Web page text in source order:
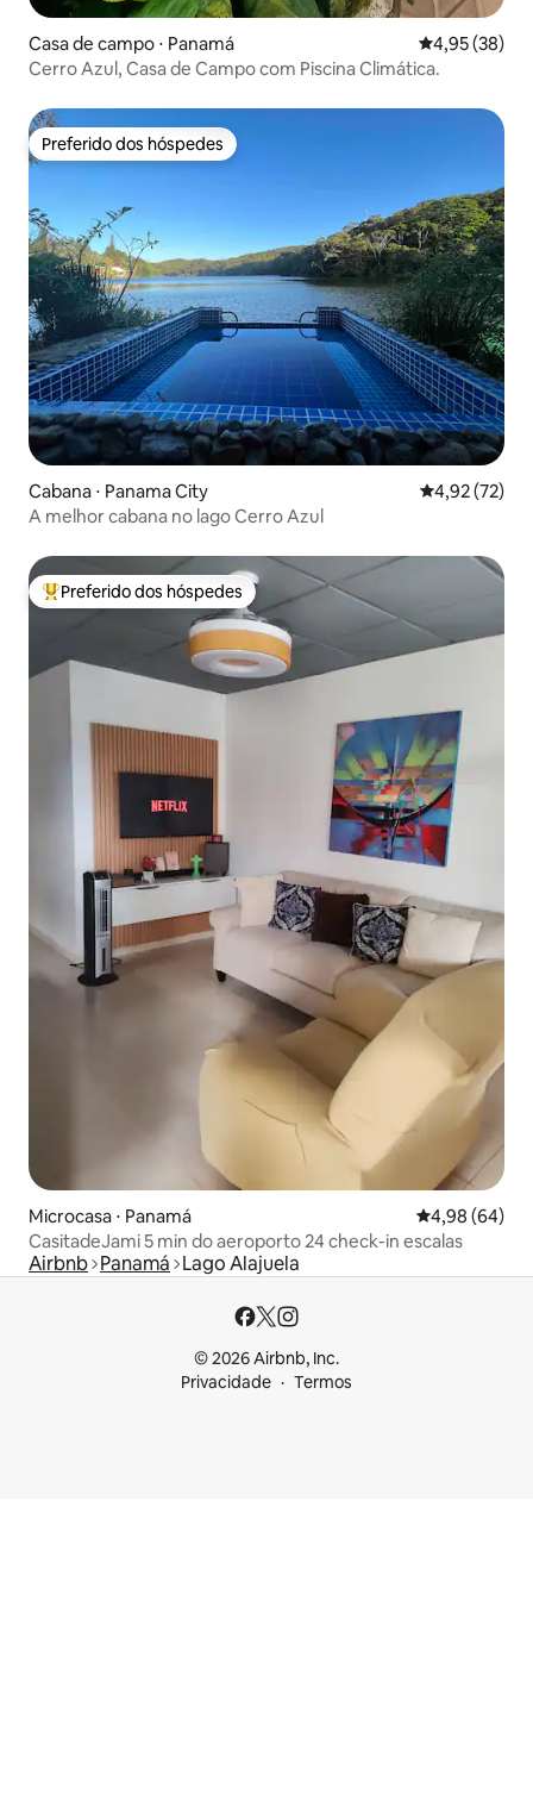
Casa de campo ⋅ Panamá 4,95 de uma
4,95 (38)
Cerro Azul, Casa de Campo com Piscina Climática.
Preferido dos hóspedes
Preferido dos hóspedes
Cabana ⋅ Panama City 4,92 de uma
4,92 (72)
A melhor cabana no lago Cerro Azul
Entre os melhores preferidos dos hóspedes
Preferido dos hóspedes
Microcasa ⋅ Panamá 4,98 de uma
4,98 (64)
CasitadeJami 5 min do aeroporto 24 check-in escalas
Airbnb Panamá Lago Alajuela
© 2026 Airbnb, Inc.
Privacidade
Termos